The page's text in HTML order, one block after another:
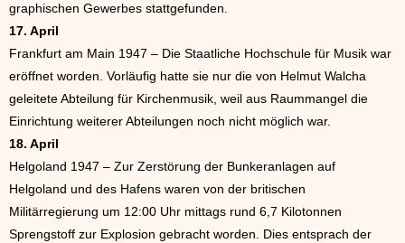
graphischen Gewerbes stattgefunden.
17. April
Frankfurt am Main 1947 – Die Staatliche Hochschule für Musik war
eröffnet worden. Vorläufig hatte sie nur die von Helmut Walcha
geleitete Abteilung für Kirchenmusik, weil aus Raummangel die
Einrichtung weiterer Abteilungen noch nicht möglich war.
18. April
Helgoland 1947 – Zur Zerstörung der Bunkeranlagen auf
Helgoland und des Hafens waren von der britischen
Militärregierung um 12:00 Uhr mittags rund 6,7 Kilotonnen
Sprengstoff zur Explosion gebracht worden. Dies entsprach der